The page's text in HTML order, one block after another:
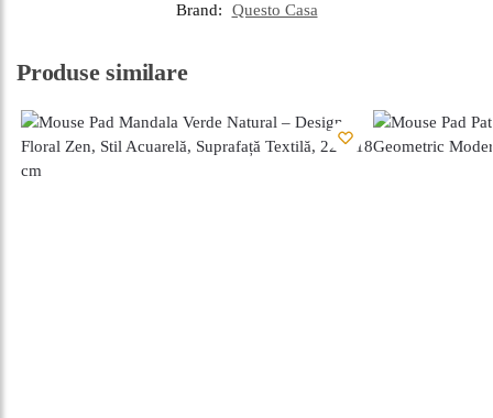
Brand:
Questo Casa
Produse similare